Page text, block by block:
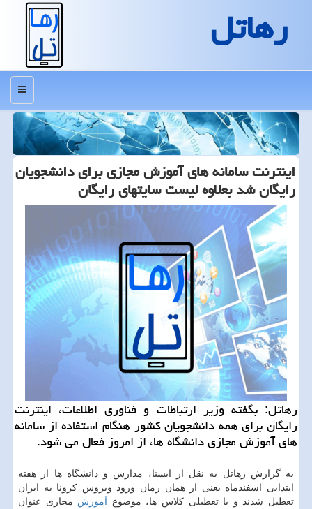
رهاتل
منو
اینترنت سامانه های آموزش مجازی برای دانشجویان
رایگان شد بعلاوه لیست سایتهای رایگان
رهاتل: بگفته وزیر ارتباطات و فناوری اطلاعات، اینترنت
رایگان برای همه دانشجویان كشور هنگام استفاده از سامانه
های آموزش مجازی دانشگاه ها، از امروز فعال می شود.
به گزارش رهاتل به نقل از ایسنا، مدارس و دانشگاه ها از هفته
ابتدایی اسفندماه یعنی از همان زمان ورود ویروس کرونا به ایران
تعطیل شدند و با تعطیلی کلاس ها، موضوع آموزش مجازی عنوان